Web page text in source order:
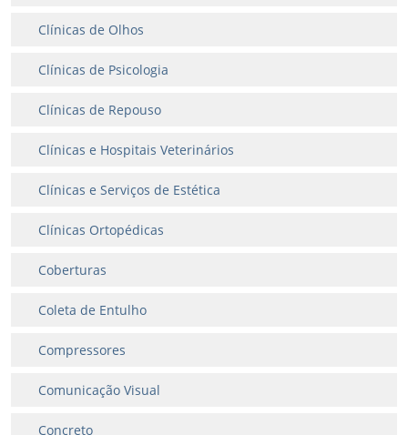
Clínicas de Olhos
Clínicas de Psicologia
Clínicas de Repouso
Clínicas e Hospitais Veterinários
Clínicas e Serviços de Estética
Clínicas Ortopédicas
Coberturas
Coleta de Entulho
Compressores
Comunicação Visual
Concreto